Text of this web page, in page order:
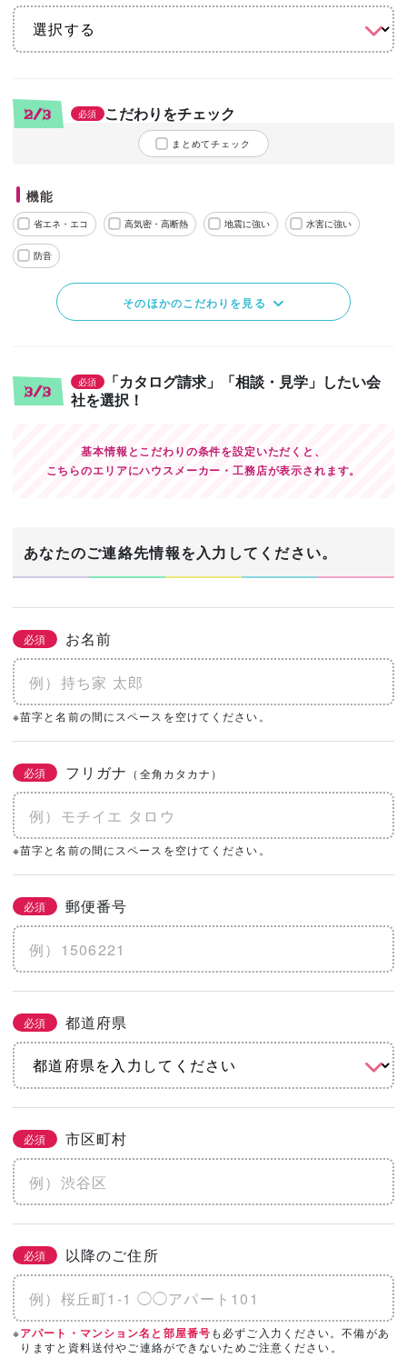
2/3 必須 こだわりをチェック
まとめてチェック
機能
省エネ・エコ 高気密・高断熱 地震に強い 水害に強い
防音
そのほかのこだわりを見る
3/3
必須
「カタログ請求」「相談・見学」したい会
社を選択！
基本情報とこだわりの条件を設定いただくと、
こちらのエリアにハウスメーカー・工務店が表示されます。
あなたのご連絡先情報を入力してください。
必須 お名前
※苗字と名前の間にスペースを空けてください。
必須 フリガナ （全角カタカナ）
※苗字と名前の間にスペースを空けてください。
必須 郵便番号
必須 都道府県
必須 市区町村
必須 以降のご住所
※アパート・マンション名と部屋番号も必ずご入力ください。不備があ
りますと資料送付やご連絡ができないためご注意ください。